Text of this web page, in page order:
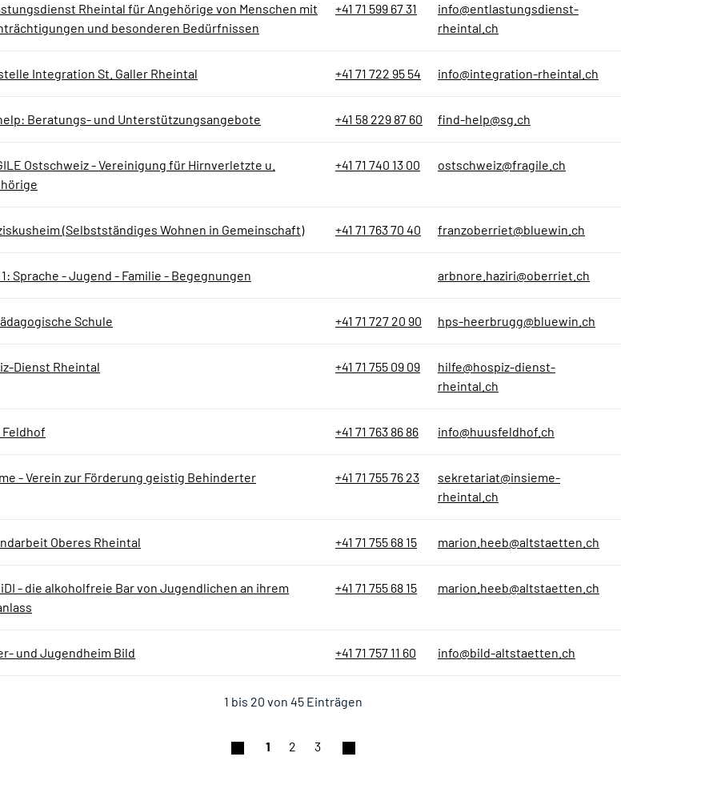
Rheintal für Angehörige von Menschen mit
und besonderen Bedürfnissen
+41 71 599 67 31
info@entlastungsdienst-
rheintal.ch
Integration St. Galler Rheintal +41 71 722 95 54 info@integration-rheintal.ch
Beratungs- und Unterstützungsangebote +41 58 229 87 60 find-help@sg.ch
Ostschweiz - Vereinigung für Hirnverletzte u.
+41 71 740 13 00 ostschweiz@fragile.ch
(Selbstständiges Wohnen in Gemeinschaft) +41 71 763 70 40 franzoberriet@bluewin.ch
1: Sprache - Jugend - Familie - Begegnungen arbnore.haziri@oberriet.ch
Schule +41 71 727 20 90 hps-heerbrugg@bluewin.ch
Dienst Rheintal +41 71 755 09 09
hilfe@hospiz-dienst-
rheintal.ch
Feldhof +41 71 763 86 86 info@huusfeldhof.ch
- Verein zur Förderung geistig Behinderter +41 71 755 76 23
sekretariat@insieme-
rheintal.ch
Oberes Rheintal +41 71 755 68 15 marion.heeb@altstaetten.ch
- die alkoholfreie Bar von Jugendlichen an ihrem
+41 71 755 68 15 marion.heeb@altstaetten.ch
und Jugendheim Bild +41 71 757 11 60 info@bild-altstaetten.ch
1 bis 20 von 45 Einträgen
1 2 3